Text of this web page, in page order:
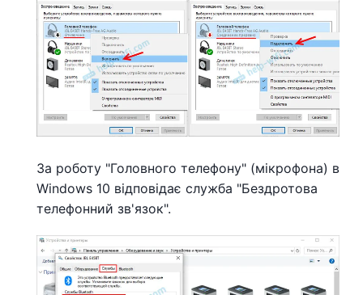
За роботу "Головного телефону" (мікрофона) в
Windows 10 відповідає служба "Бездротова
телефонний зв'язок".